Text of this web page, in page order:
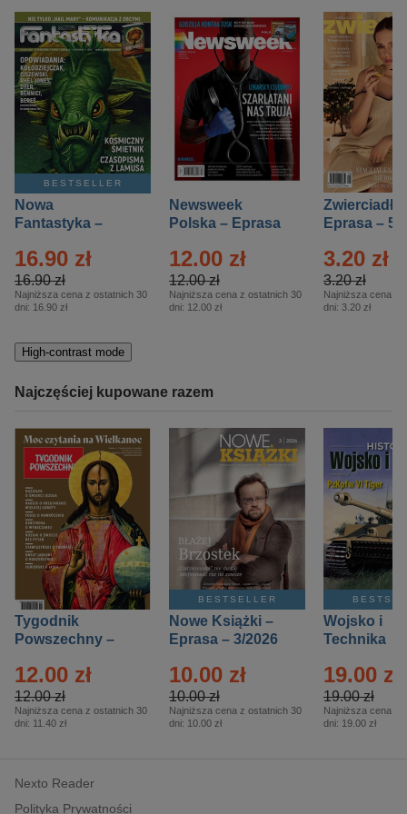
BESTSELLER
Nowa
Fantastyka –
16.90 zł
16.90 zł
Najniższa cena z ostatnich 30
dni: 16.90 zł
Newsweek
Polska – Eprasa
12.00 zł
12.00 zł
Najniższa cena z ostatnich 30
dni: 12.00 zł
Zwierciadło
Eprasa – 5/
3.20 zł
3.20 zł
Najniższa cena z
dni: 3.20 zł
High-contrast mode
Najczęściej kupowane razem
Tygodnik
Powszechny –
12.00 zł
12.00 zł
Najniższa cena z ostatnich 30
dni: 11.40 zł
BESTSELLER
Nowe Książki –
Eprasa – 3/2026
10.00 zł
10.00 zł
Najniższa cena z ostatnich 30
dni: 10.00 zł
Wojsko i
Technika
– 2/2026
19.00 zł
19.00 zł
Najniższa cena z
dni: 19.00 zł
Nexto Reader
Polityka Prywatności